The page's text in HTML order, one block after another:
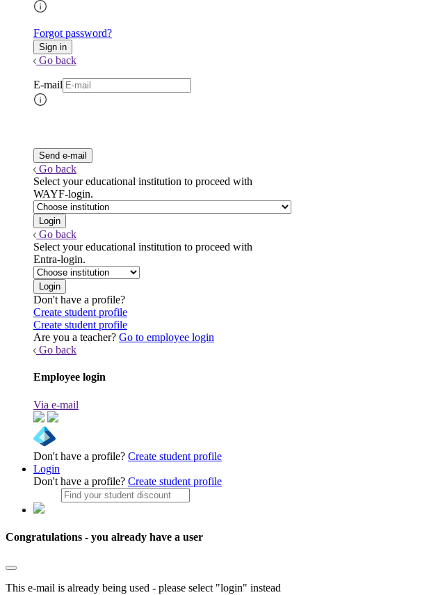
Forgot password?
Go back
E-mail
Go back
Select your educational institution to proceed with
WAYF-login.
Go back
Select your educational institution to proceed with
Entra-login.
Don't have a profile?
Create student profile
Create student profile
Are you a teacher? Go to employee login
Go back
Employee login
Via e-mail
Don't have a profile? Create student profile
Login
Don't have a profile? Create student profile
Congratulations - you already have a user
This e-mail is already being used - please select "login" instead